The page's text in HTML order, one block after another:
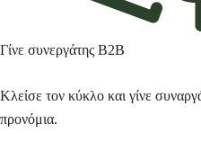
Γίνε συνεργάτης Β2Β
Κλείσε τον κύκλο και γίνε
προνόμια.